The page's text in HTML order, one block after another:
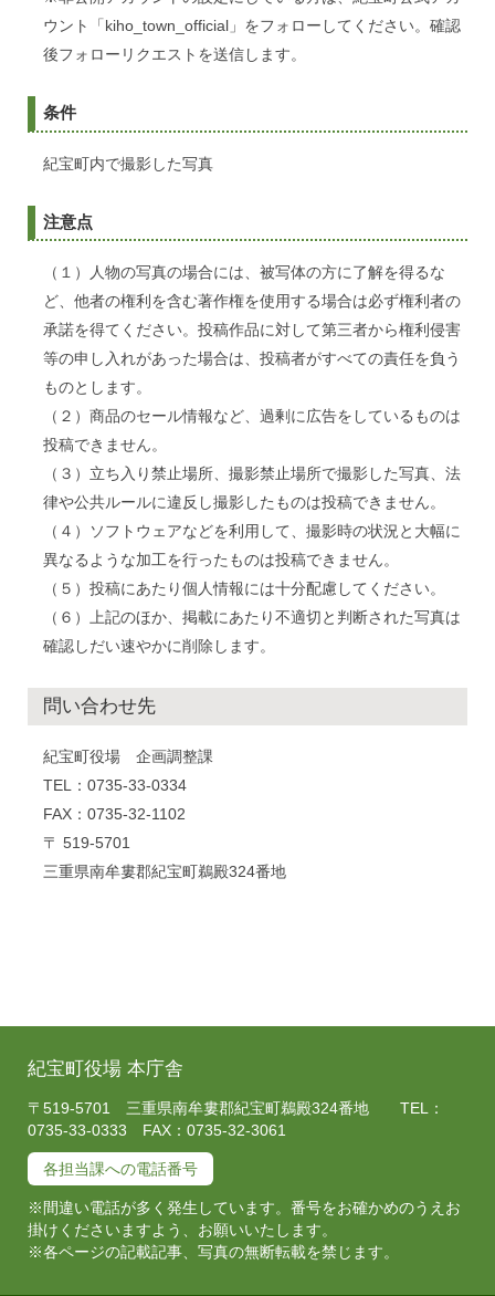
ウント「kiho_town_official」をフォローしてください。確認
後フォローリクエストを送信します。
条件
紀宝町内で撮影した写真
注意点
（１）人物の写真の場合には、被写体の方に了解を得るな
ど、他者の権利を含む著作権を使用する場合は必ず権利者の
承諾を得てください。投稿作品に対して第三者から権利侵害
等の申し入れがあった場合は、投稿者がすべての責任を負う
ものとします。
（２）商品のセール情報など、過剰に広告をしているものは
投稿できません。
（３）立ち入り禁止場所、撮影禁止場所で撮影した写真、法
律や公共ルールに違反し撮影したものは投稿できません。
（４）ソフトウェアなどを利用して、撮影時の状況と大幅に
異なるような加工を行ったものは投稿できません。
（５）投稿にあたり個人情報には十分配慮してください。
（６）上記のほか、掲載にあたり不適切と判断された写真は
確認しだい速やかに削除します。
問い合わせ先
紀宝町役場 企画調整課
TEL：0735-33-0334
FAX：0735-32-1102
〒 519-5701
三重県南牟婁郡紀宝町鵜殿324番地
紀宝町役場 本庁舎
〒519-5701 三重県南牟婁郡紀宝町鵜殿324番地 TEL：
0735-33-0333 FAX：0735-32-3061
各担当課への電話番号
※間違い電話が多く発生しています。番号をお確かめのうえお
掛けくださいますよう、お願いいたします。
※各ページの記載記事、写真の無断転載を禁じます。